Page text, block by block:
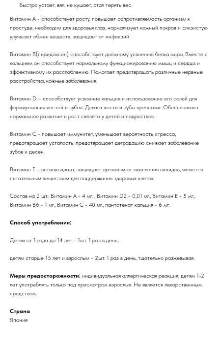
быстро устает, вял, не кушает, стал терять вес.
Витамин А - способствует росту, повышает сопротивляемость организм к
простуде, необходим для здоровья глаз, нормализует кожный покров и слизистую
улучшает обмен веществ, защищает от инфекций.
Витамин B(пиридоксин) способствует должному усвоению белка жира. Вместе с
кальцием он способствует нормальному функционированию мышц и сердца и
эффективному их расслаблению. Помогает предотвращать различные нервные
расстройства, кожные заболевания.
Витамин D – способствует усвоение кальция и использование его солей для
формирования костей и зубов. Делает кости и зубы прочными. Обеспечивает
нормальное развитие и рост скелета у детей и подростков.
Витамин С - повышает иммунитет, уменьшает вероятность стресса,
предотвращает усталость, предотвращает деградацию снижает заболевание
зубов и десен.
Витамин E - антиоксидант, защищает организм от окисления липидов, является
питательным веществом для поддержания здоровых клеток.
Состав на 2 шт.: Витамин А - 4 мг. , Витамин D2 - 0,01 мг., Витамин Е - 5 мг.,
Витамин В6 - 1 мг., Витамин С - 40 мг., пантотенат кальция - 6 мг.
Способ употребления:
Детям от 1 года до 14 лет - 1шт. 1 раз в день,
детям старше 15 лет и взрослым - 2шт. 1 раз в день, тщательно разжевывая.
Меры предосторожности: индивидуальная аллергическая реакция; детям 1-2
лет употреблять только под присмотром взрослых. Не является лекарственным
средством.
Страна
Япония